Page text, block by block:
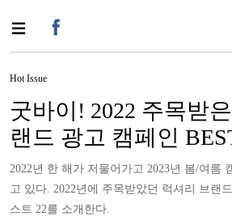
Hot Issue
굿바이! 2022 주목받
랜드 광고 캠페인
2022년 한 해가 저물어가고 2023년 봄/여름
고 있다. 2022년에 주목받았던 럭셔리 브랜
스트 22를 소개한다.